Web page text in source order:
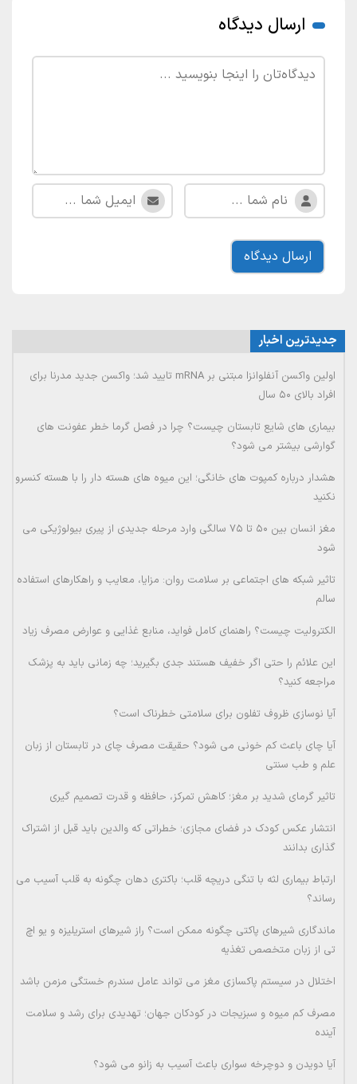
ارسال دیدگاه
جدیدترین اخبار
اولین واکسن آنفلوانزا مبتنی بر mRNA تایید شد؛ واکسن جدید مدرنا برای
افراد بالای ۵۰ سال
بیماری های شایع تابستان چیست؟ چرا در فصل گرما خطر عفونت های
گوارشی بیشتر می شود؟
هشدار درباره کمپوت های خانگی؛ این میوه های هسته دار را با هسته کنسرو
نکنید
مغز انسان بین ۵۰ تا ۷۵ سالگی وارد مرحله جدیدی از پیری بیولوژیکی می
شود
تاثیر شبکه های اجتماعی بر سلامت روان: مزایا، معایب و راهکارهای استفاده
سالم
الکترولیت چیست؟ راهنمای کامل فواید، منابع غذایی و عوارض مصرف زیاد
این علائم را حتی اگر خفیف هستند جدی بگیرید؛ چه زمانی باید به پزشک
مراجعه کنید؟
آیا نوسازی ظروف تفلون برای سلامتی خطرناک است؟
آیا چای باعث کم خونی می شود؟ حقیقت مصرف چای در تابستان از زبان
علم و طب سنتی
تاثیر گرمای شدید بر مغز؛ کاهش تمرکز، حافظه و قدرت تصمیم گیری
انتشار عکس کودک در فضای مجازی؛ خطراتی که والدین باید قبل از اشتراک
گذاری بدانند
ارتباط بیماری لثه با تنگی دریچه قلب؛ باکتری دهان چگونه به قلب آسیب می
رساند؟
ماندگاری شیرهای پاکتی چگونه ممکن است؟ راز شیرهای استریلیزه و یو اچ
تی از زبان متخصص تغذیه
اختلال در سیستم پاکسازی مغز می تواند عامل سندرم خستگی مزمن باشد
مصرف کم میوه و سبزیجات در کودکان جهان؛ تهدیدی برای رشد و سلامت
آینده
آیا دویدن و دوچرخه سواری باعث آسیب به زانو می شود؟